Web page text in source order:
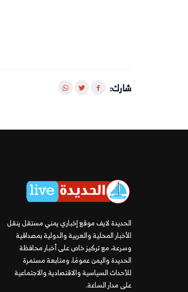
شارك:
الحديدة لايف موقع إخباري يمني مستقل ينقل
الأخبار المحلية والعربية والدولية بمصداقية
وسرعة، مع تركيز خاص على أخبار محافظة
الحديدة واليمن عمومًا، ومتابعة مستمرة
للأحداث السياسية والاقتصادية والاجتماعية
على مدار الساعة.